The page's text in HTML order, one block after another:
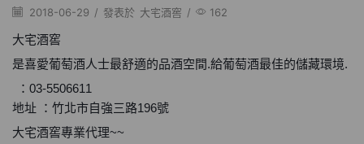
2018-06-29 / 發表於 大宅酒窖 / 162
大宅酒窖
是喜愛葡萄酒人士最舒適的品酒空間.給葡萄酒最佳的儲藏環境.
：03-5506611
地址 ：竹北市自強三路196號
大宅酒窖專業代理~~